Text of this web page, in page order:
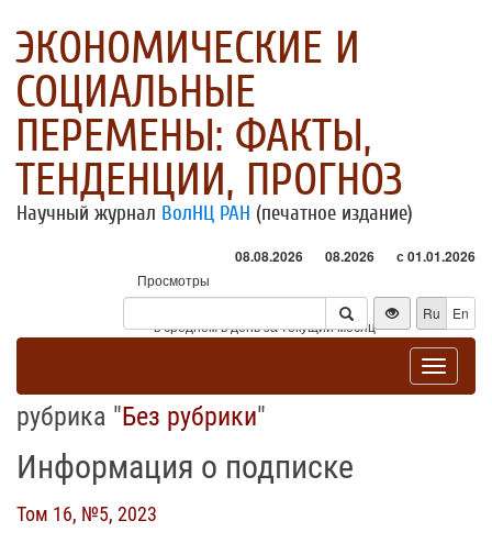
ЭКОНОМИЧЕСКИЕ И
СОЦИАЛЬНЫЕ
ПЕРЕМЕНЫ: ФАКТЫ,
ТЕНДЕНЦИИ, ПРОГНОЗ
Научный журнал ВолНЦ РАН (печатное издание)
08.08.2026 08.2026 с 01.01.2026
Просмотры
Посетители
* - в среднем в день за текущий месяц
Ru En
Toggle
рубрика "Без рубрики"
Информация о подписке
Том 16, №5, 2023